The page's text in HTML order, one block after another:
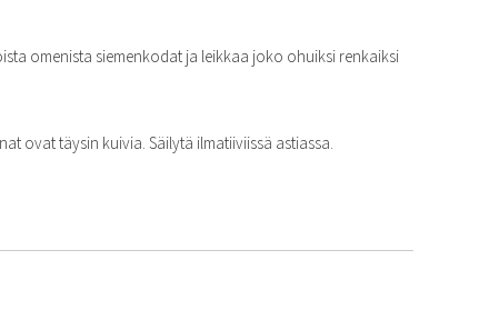
omenista siemenkodat ja leikkaa joko ohuiksi renkaiksi
ovat täysin kuivia. Säilytä ilmatiiviissä astiassa.